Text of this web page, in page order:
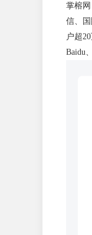
掌榕
信、
户超
Baidu